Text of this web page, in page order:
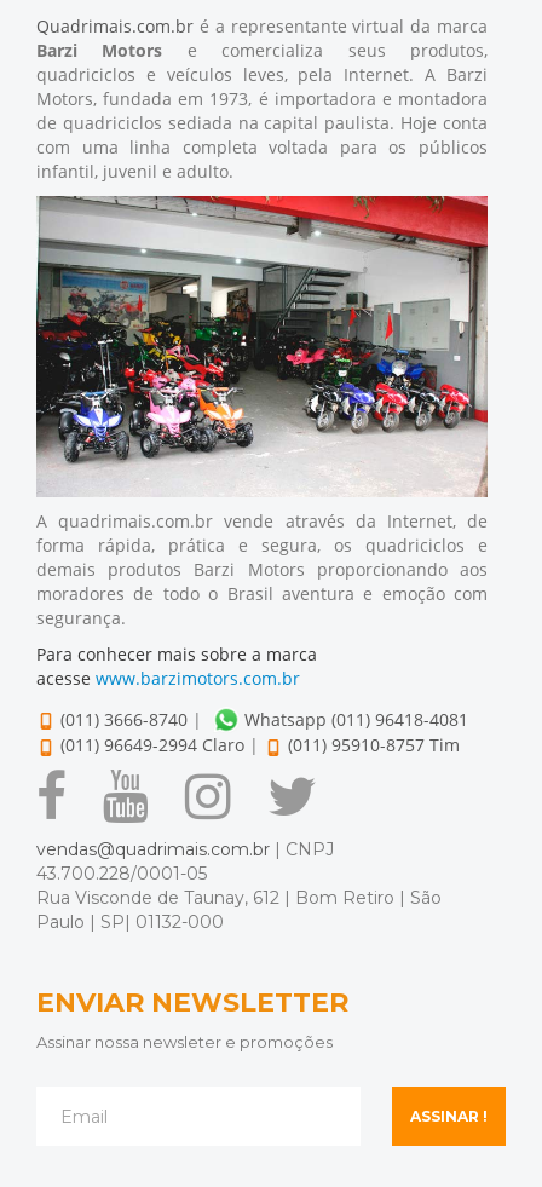
Quadrimais.com.br é a representante virtual da marca
Barzi Motors e comercializa seus produtos,
quadriciclos e veículos leves, pela Internet. A Barzi
Motors, fundada em 1973, é importadora e montadora
de quadriciclos sediada na capital paulista. Hoje conta
com uma linha completa voltada para os públicos
infantil, juvenil e adulto.
A quadrimais.com.br vende através da Internet, de
forma rápida, prática e segura, os quadriciclos e
demais produtos Barzi Motors proporcionando aos
moradores de todo o Brasil aventura e emoção com
segurança.
Para conhecer mais sobre a marca
acesse www.barzimotors.com.br
(011) 3666-8740 |
Whatsapp (011) 96418-4081
(011) 96649-2994 Claro | (011) 95910-8757 Tim
vendas@quadrimais.com.br | CNPJ
43.700.228/0001-05
Rua Visconde de Taunay, 612 | Bom Retiro | São
Paulo | SP| 01132-000
ENVIAR NEWSLETTER
Assinar nossa newsleter e promoções
ASSINAR !